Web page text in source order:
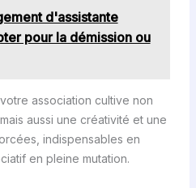
d'assistante
pour la démission ou
association cultive non
aussi une créativité et une
indispensables en
en pleine mutation.